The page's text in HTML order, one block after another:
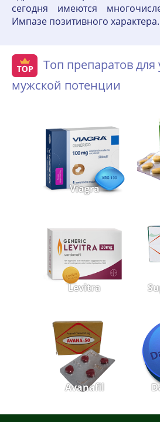
сегодня имеются
Импазе позитивного характера.
Топ препаратов
мужской потенции
Viagra
Levitra
Avanafil